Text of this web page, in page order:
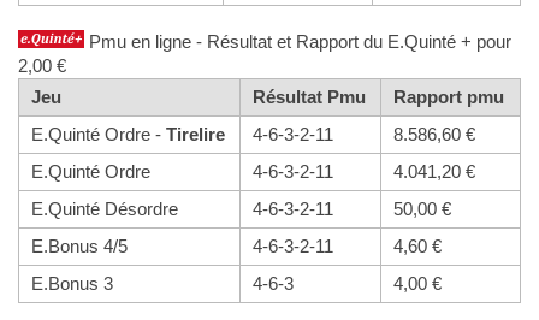
Pmu en ligne - Résultat et Rapport du E.Quinté + pour
2,00 €
Jeu
Résultat Pmu
Rapport pmu
E.Quinté Ordre -Tirelire 4-6-3-2-11
8.586,60 €
E.Quinté Ordre
4-6-3-2-11
4.041,20 €
E.Quinté Désordre
4-6-3-2-11
50,00 €
E.Bonus 4/5
4-6-3-2-11
4,60 €
E.Bonus 3
4-6-3 4,00 €